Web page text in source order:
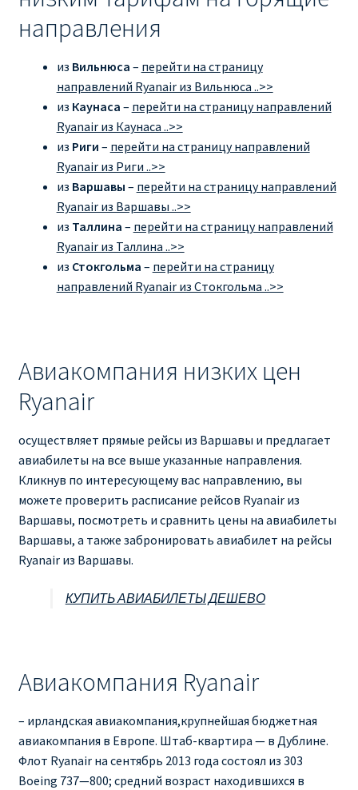
направления
из Вильнюса – перейти на страницу
направлений Ryanair из Вильнюса ..>>
из Каунаса – перейти на страницу направлений
Ryanair из Каунаса ..>>
из Риги – перейти на страницу направлений
Ryanair из Риги ..>>
из Варшавы – перейти на страницу направлений
Ryanair из Варшавы ..>>
из Таллина – перейти на страницу направлений
Ryanair из Таллина ..>>
из Стокгольма – перейти на страницу
направлений Ryanair из Стокгольма ..>>
Авиакомпания низких цен
Ryanair
осуществляет прямые рейсы из Варшавы и предлагает
авиабилеты на все выше указанные направления.
Кликнув по интересующему вас направлению, вы
можете проверить расписание рейсов Ryanair из
Варшавы, посмотреть и сравнить цены на авиабилеты
Варшавы, а также забронировать авиабилет на рейсы
Ryanair из Варшавы.
КУПИТЬ АВИАБИЛЕТЫ ДЕШЕВО
Авиакомпания Ryanair
– ирландская авиакомпания,крупнейшая бюджетная
авиакомпания в Европе. Штаб-квартира — в Дублине.
Флот Ryanair на сентябрь 2013 года состоял из 303
Boeing 737—800; средний возраст находившихся в